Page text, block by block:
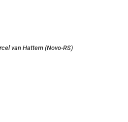
van Hattem (Novo-RS)